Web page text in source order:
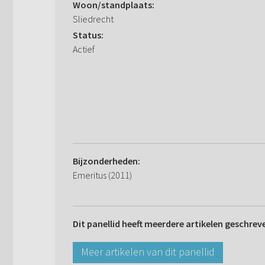
Woon/standplaats:
Sliedrecht
Status:
Actief
Bijzonderheden:
Emeritus (2011)
Dit panellid heeft meerdere artikelen
Meer artikelen van dit panellid